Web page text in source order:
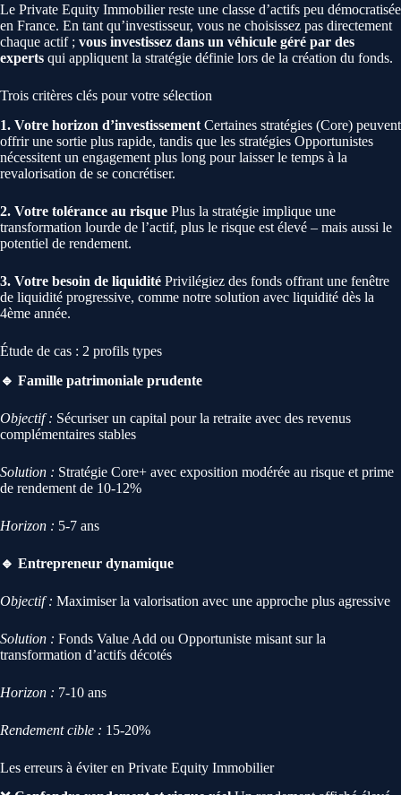
Le Private Equity Immobilier reste une classe d’actifs peu démocratisée
en France. En tant qu’investisseur, vous ne choisissez pas directement
chaque actif ; vous investissez dans un véhicule géré par des
experts qui appliquent la stratégie définie lors de la création du fonds.
Trois critères clés pour votre sélection
1. Votre horizon d’investissement Certaines stratégies (Core) peuvent
offrir une sortie plus rapide, tandis que les stratégies Opportunistes
nécessitent un engagement plus long pour laisser le temps à la
revalorisation de se concrétiser.
2. Votre tolérance au risque Plus la stratégie implique une
transformation lourde de l’actif, plus le risque est élevé – mais aussi le
potentiel de rendement.
3. Votre besoin de liquidité Privilégiez des fonds offrant une fenêtre
de liquidité progressive, comme notre solution avec liquidité dès la
4ème année.
Étude de cas : 2 profils types
🔹 Famille patrimoniale prudente
Objectif : Sécuriser un capital pour la retraite avec des revenus
complémentaires stables
Solution : Stratégie Core+ avec exposition modérée au risque et prime
de rendement de 10-12%
Horizon : 5-7 ans
🔹 Entrepreneur dynamique
Objectif : Maximiser la valorisation avec une approche plus agressive
Solution : Fonds Value Add ou Opportuniste misant sur la
transformation d’actifs décotés
Horizon : 7-10 ans
Rendement cible : 15-20%
Les erreurs à éviter en Private Equity Immobilier